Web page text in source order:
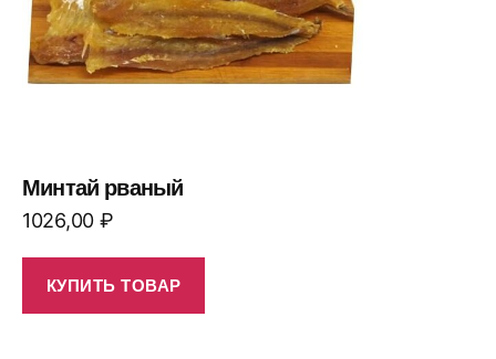
Минтай рваный
1026,00 ₽
КУПИТЬ ТОВАР